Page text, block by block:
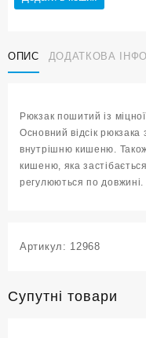
рюкзак
L1000
кількість
ОПИС ДОДАТКОВА
Рюкзак пошитий із
Основний відсік рюкзака
внутрішню кишеню.
кишеню, яка
регулюються по довжині.
Артикул: 12968
Супутні товари